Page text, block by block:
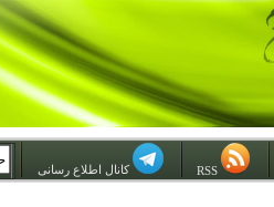
کانال اطلاع رسانی